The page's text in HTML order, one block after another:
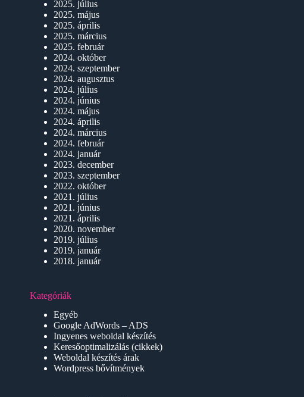
2025. július
2025. május
2025. április
2025. március
2025. február
2024. október
2024. szeptember
2024. augusztus
2024. július
2024. június
2024. május
2024. április
2024. március
2024. február
2024. január
2023. december
2023. szeptember
2022. október
2021. július
2021. június
2021. április
2020. november
2019. július
2019. január
2018. január
Kategóriák
Egyéb
Google AdWords – ADS
Ingyenes weboldal készítés
Keresőoptimalizálás (cikkek)
Weboldal készítés árak
Wordpress bővítmények